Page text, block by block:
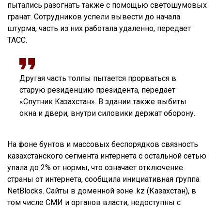
пытались разогнать также с помощью светошумовых
гранат. Сотрудников успели вывести до начала
штурма, часть из них работала удаленно, передает
ТАСС.
Другая часть толпы пытается прорваться в
старую резиденцию президента, передает
«Спутник Казахстан». В здании также выбиты
окна и двери, внутри силовики держат оборону.
На фоне бунтов и массовых беспорядков связность
казахстанского сегмента интернета с остальной сетью
упала до 2% от нормы, что означает отключение
страны от интернета, сообщила инициативная группа
NetBlocks. Сайты в доменной зоне .kz (Казахстан), в
том числе СМИ и органов власти, недоступны с